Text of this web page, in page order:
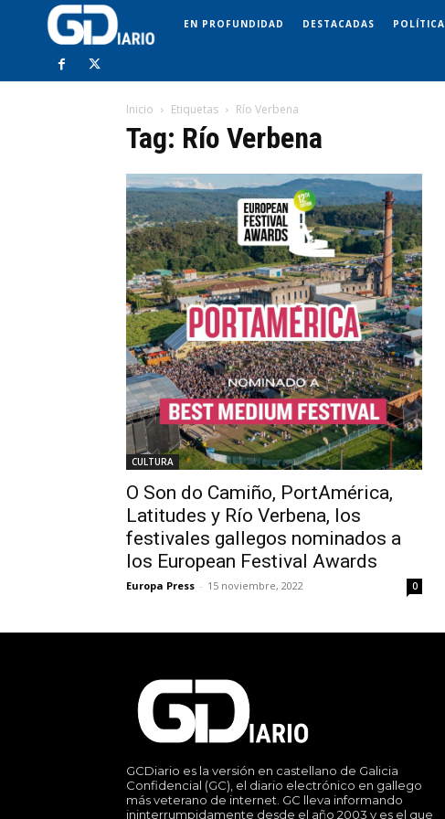
EN PROFUNDIDAD DESTACADAS POLÍTICA
Inicio Etiquetas Río Verbena
Tag: Río Verbena
CULTURA
O Son do Camiño, PortAmérica,
Latitudes y Río Verbena, los
festivales gallegos nominados a
los European Festival Awards
Europa Press - 15 noviembre, 2022 0
GCDiario es la versión en castellano de Galicia
Confidencial (GC), el diario electrónico en gallego
más veterano de internet. GC lleva informando
ininterrumpidamente desde el año 2003 y es el que